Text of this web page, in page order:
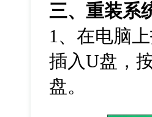
三、重装系
1 、在电脑
插入U盘，
盘。